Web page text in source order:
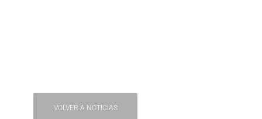
VOLVER A NOTICIAS